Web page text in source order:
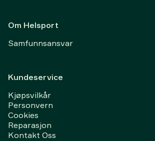
Om Helsport
Samfunnsansvar
Kundeservice
Kjøpsvilkår
Personvern
Cookies
Reparasjon
Kontakt Oss